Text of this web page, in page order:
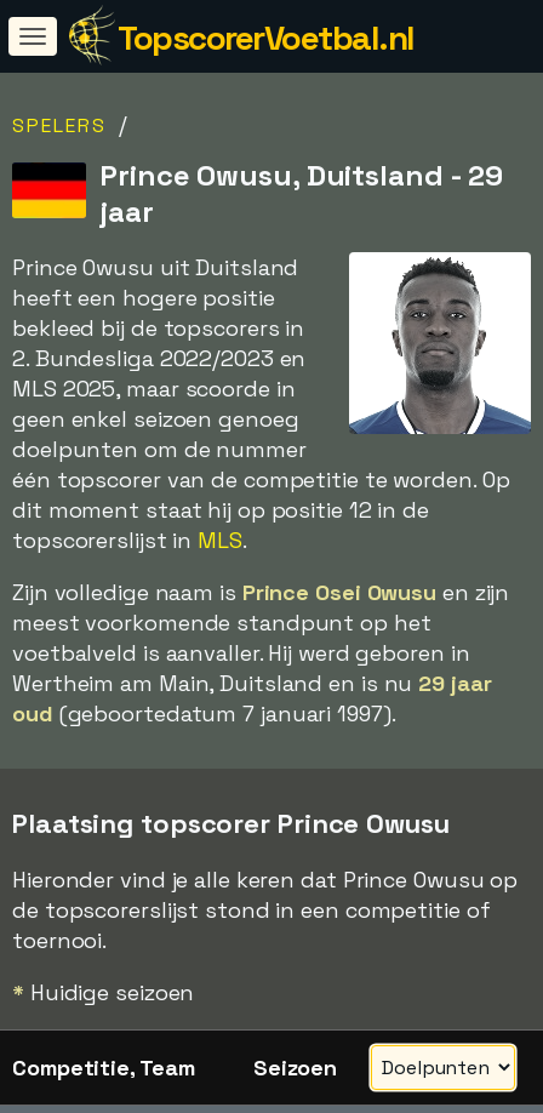
TopscorerVoetbal.nl
SPELERS /
Prince Owusu, Duitsland - 29
jaar
Prince Owusu uit Duitsland
heeft een hogere positie
bekleed bij de topscorers in
2. Bundesliga 2022/2023 en
MLS 2025, maar scoorde in
geen enkel seizoen genoeg
doelpunten om de nummer
één topscorer van de competitie te worden. Op
dit moment staat hij op positie 12 in de
topscorerslijst in MLS.
Zijn volledige naam is Prince Osei Owusu en zijn
meest voorkomende standpunt op het
voetbalveld is aanvaller. Hij werd geboren in
Wertheim am Main, Duitsland en is nu 29 jaar
oud (geboortedatum 7 januari 1997).
Plaatsing topscorer Prince Owusu
Hieronder vind je alle keren dat Prince Owusu op
de topscorerslijst stond in een competitie of
toernooi.
* Huidige seizoen
Competitie, Team Seizoen